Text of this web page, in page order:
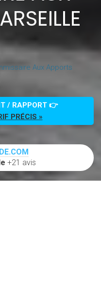
Aux Apports
/ RAPPORT 👉
PRÉCIS »
+21 avis